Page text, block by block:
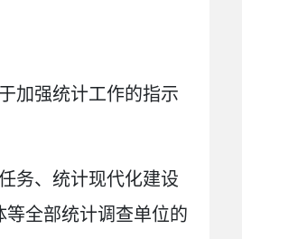
加强统计工作的指示
务、统计现代化建设
全部统计调查单位的